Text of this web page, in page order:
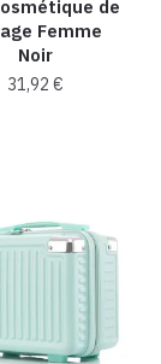
de
Femme
Noir
31,92 €